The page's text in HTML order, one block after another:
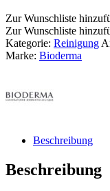
Zur Wunschliste
Zur Wunschliste
Kategorie: Reinigung
Marke: Bioderma
Beschreibung
Beschreibung